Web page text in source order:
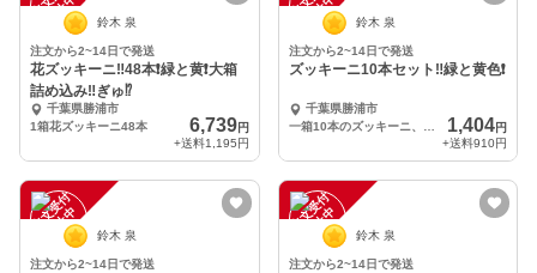
中 鈴木 泉
注文から2~14日で発送
花ズッキーニ‼️48本❗️緑と黄❗️大箱
詰め込み‼️ぎゅ⁉️
千葉県勝浦市
1箱花ズッキーニ48本
6,739円
+送料1,195円
中 鈴木 泉
注文から2~14日で発送
ズッキーニ10本セット‼️緑と黄色❗️
千葉県勝浦市
1,404円
+送料910円
注
文
受
付
停
止
中 鈴木 泉
注文から2~14日で発送
注
文
受
付
停
止
中 鈴木 泉
注文から2~14日で発送